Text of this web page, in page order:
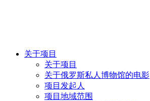
关于项目
关于项目
关于俄罗斯私人博物馆的电影
项目发起人
项目地域范围